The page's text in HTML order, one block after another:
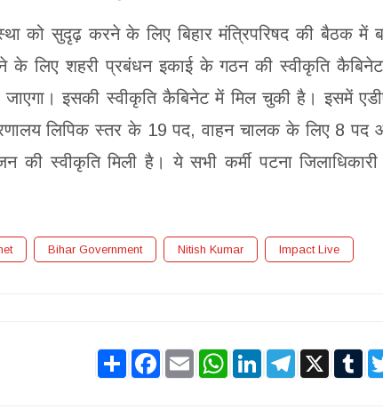
को सुदृढ़ करने के लिए बिहार मंत्रिपरिषद की बैठक में
के लिए शहरी प्रबंधन इकाई के गठन की स्वीकृति
इसकी स्वीकृति कैबिनेट में मिल चुकी है। इसमें
लिपिक स्तर के 19 पद, वाहन चालक के लिए 8 पद
की स्वीकृति मिली है। ये सभी कर्मी पटना
Bihar Government Nitish Kumar Impact Live
Share Facebook
Email WhatsApp
LinkedInTelegram
X